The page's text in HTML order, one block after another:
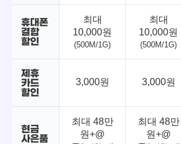
휴대폰
결합
할인
최대
10,000원
(500M/1G)
최대
10,000원
(500M/1G)
제휴
카드
할인
3,000원 3,000원
현금
사은품
최대 48만
원+@
최대 48만
원+@